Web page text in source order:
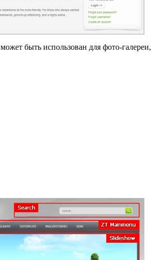
может быть использован для фото-галереи,